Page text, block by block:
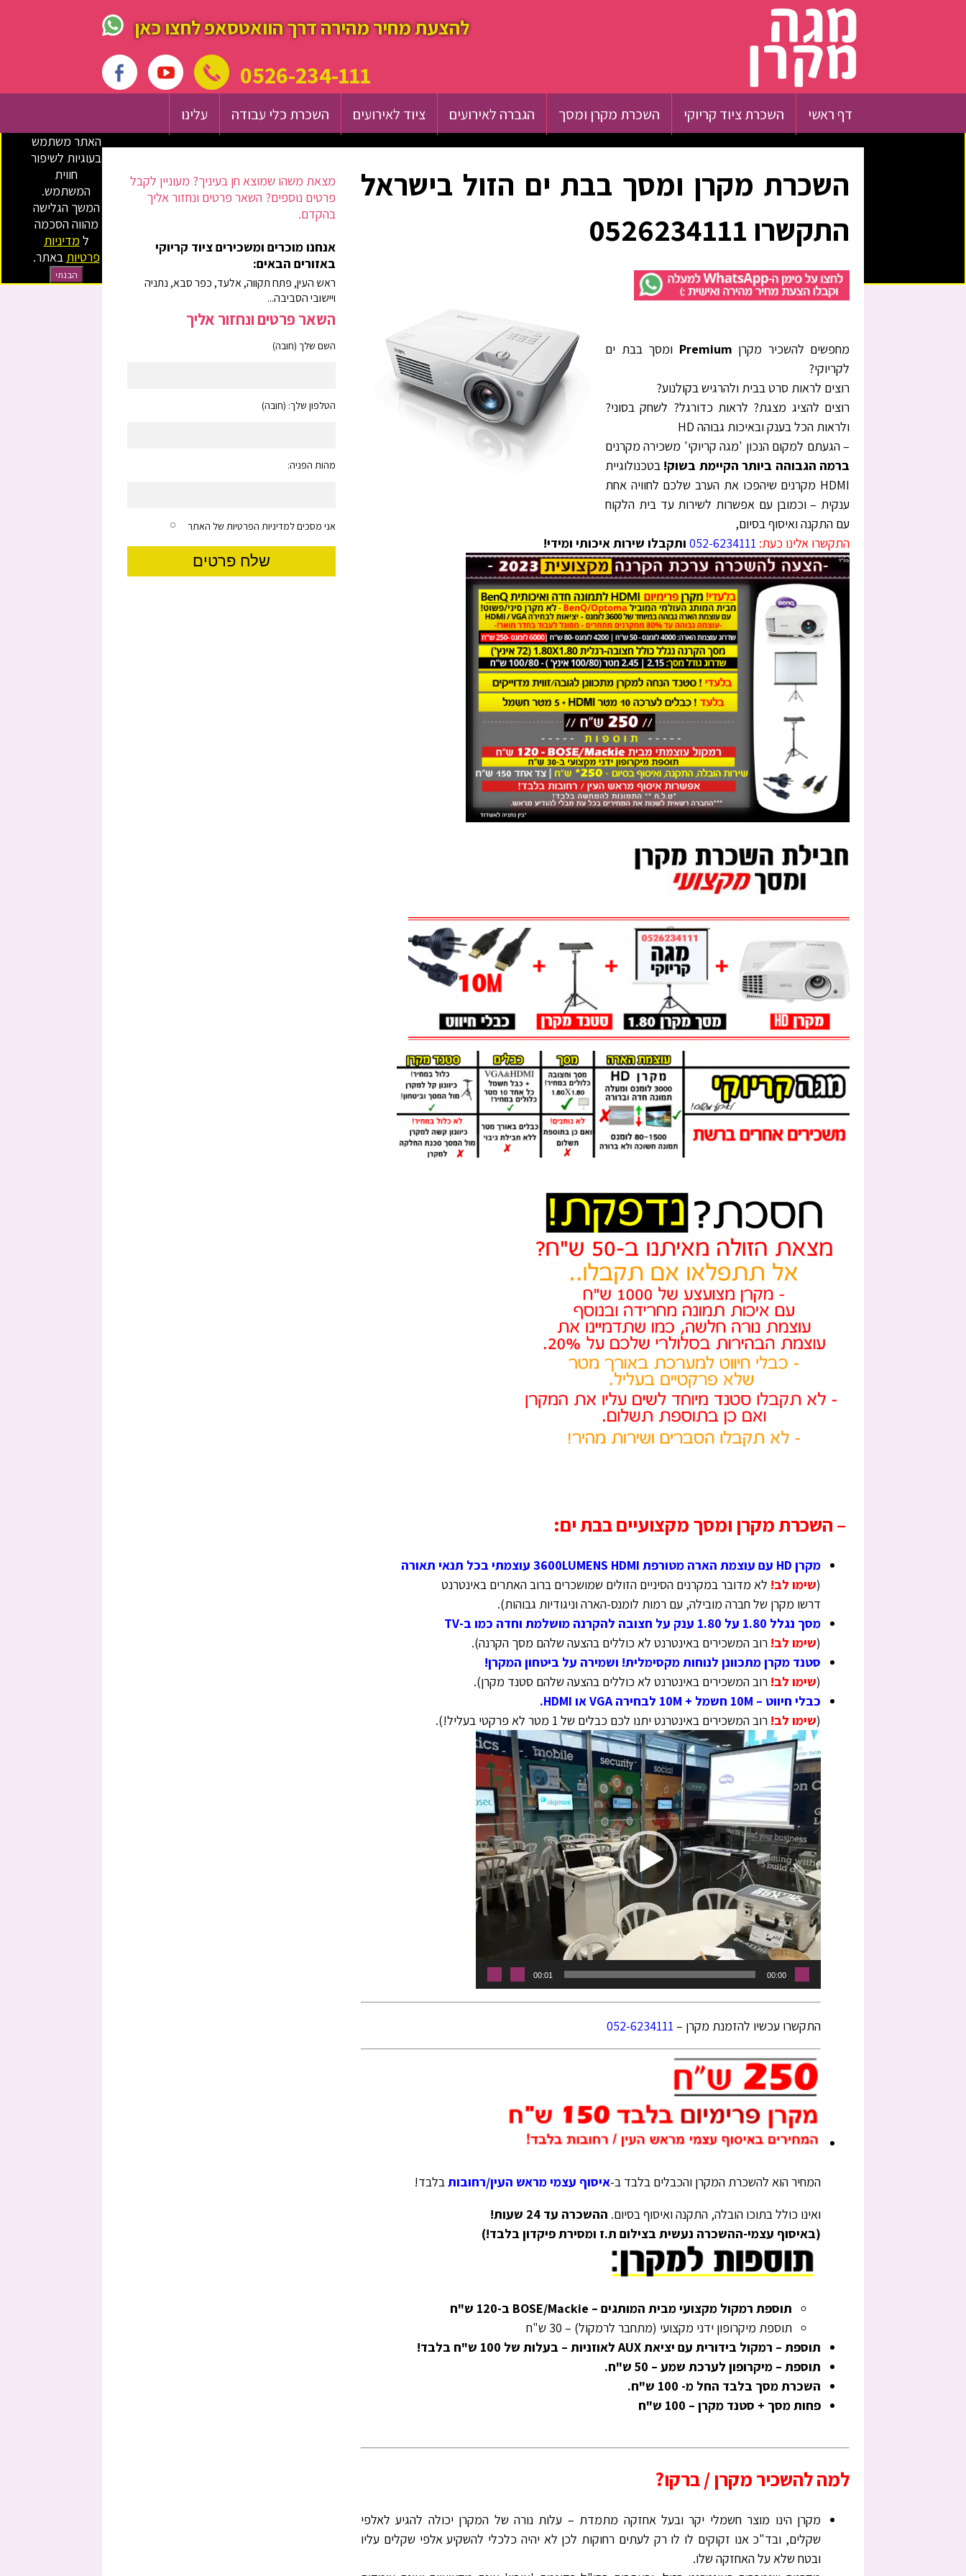
להצעת מחיר מהירה דרך הוואטסאפ לחצו כאן
0526-234-111
דף ראשי השכרת ציוד קריוקי השכרת מקרן ומסך הגברה לאירועים ציוד לאירועים השכרת כלי עבודה עלינו
השכרת מקרן ומסך בבת ים הזול בישראל
התקשרו 0526234111
מחפשים להשכיר מקרן Premium ומסך בבת ים
לקריוקי?
רוצים לראות סרט בבית ולהרגיש בקולנוע?
רוצים להציג מצגת? לראות כדורגל? לשחק בסוני?
ולראות הכל בענק ובאיכות גבוהה HD
– הגעתם למקום הנכון 'מגה קריוקי' משכירה מקרנים
ברמה הגבוהה ביותר הקיימת בשוק! בטכנולוגיית
HDMI מקרנים שיהפכו את הערב שלכם לחוויה אחת
ענקית – וכמובן עם אפשרות לשירות עד בית הלקוח
עם התקנה ואיסוף בסיום,
התקשרו אלינו כעת: 052-6234111 ותקבלו שירות איכותי ומידי!
–השכרת מקרן ומסך מקצועיים בבת ים:
מקרן HD עם עוצמת הארה מטורפת 3600LUMENS HDMI עוצמתי בכל תנאי תאורה
(שימו לב! לא מדובר במקרנים הסיניים הזולים שמושכרים ברוב האתרים באינטרנט
דרשו מקרן של חברה מובילה, עם רמות לומנס-הארה וניגודיות גבוהות).
מסך נגלל 1.80 על 1.80 ענק על חצובה להקרנה מושלמת וחדה כמו ב-TV
(שימו לב! רוב המשכירים באינטרנט לא כוללים בהצעה שלהם מסך הקרנה)
.
סטנד מקרן מתכוונן לנוחות מקסימלית! ושמירה על ביטחון המקרן!
(שימו לב! רוב המשכירים באינטרנט לא כוללים בהצעה שלהם סטנד מקרן)
.
כבלי חיווט – 10M חשמל + 10M לבחירה VGA או HDMI.
(שימו לב! רוב המשכירים באינטרנט יתנו לכם כבלים של 1 מטר לא פרקטי בעליל! )
.
נגן
וידאו
00:00
00:01
התקשרו עכשיו להזמנת מקרן – 052-6234111
המחיר הוא להשכרת המקרן והכבלים בלבד ב-איסוף עצמי מראש העין/רחובותבלבד!
ואינו כולל בתוכו הובלה, התקנה ואיסוף בסיום. ההשכרה עד 24 שעות!
(באיסוף עצמי-ההשכרה נעשית בצילום ת.ז ומסירת פיקדון בלבד!)
תוספת רמקול מקצועי מבית המותגים – BOSE/Mackie ב-120 ש"ח
תוספת מיקרופון ידני מקצועי (מתחבר לרמקול) – 30 ש"ח
תוספת – רמקול בידורית עם יציאת AUX לאוזניות – בעלות של 100 ש"ח בלבד!
תוספת – מיקרופון לערכת שמע – 50 ש"ח.
השכרת מסך בלבד החל מ- 100 ש"ח.
פחות מסך + סטנד מקרן – 100 ש"ח
למה להשכיר מקרן / ברקו?
מקרן הינו מוצר חשמלי יקר ובעל אחזקה מתמדת – עלות נורה של המקרן יכולה להגיע לאלפי
שקלים, ובד"כ אנו זקוקים לו לו רק לעתים רחוקות לכן לא יהיה כלכלי להשקיע אלפי שקלים עליו
ובטח שלא על האחזקה שלו.
מצאת משהו שמוצא חן בעיניך? מעוניין לקבל
פרטים נוספים? השאר פרטים ונחזור אליך
בהקדם.
אנחנו מוכרים ומשכירים ציוד קריוקי
באזורים הבאים:
ראש העין, פתח תקווה, אלעד, כפר סבא, נתניה
ויישובי הסביבה...
השאר פרטים ונחזור אליך
השם שלך (חובה)
הטלפון שלך: (חובה)
מהות הפניה:
אני מסכים למדיניות הפרטיות של האתר
האתר משתמש
בעוגיות לשיפור
חווית
המשתמש.
המשך הגלישה
מהווה הסכמה
ל מדיניות
פרטיות באתר.
הבנתי